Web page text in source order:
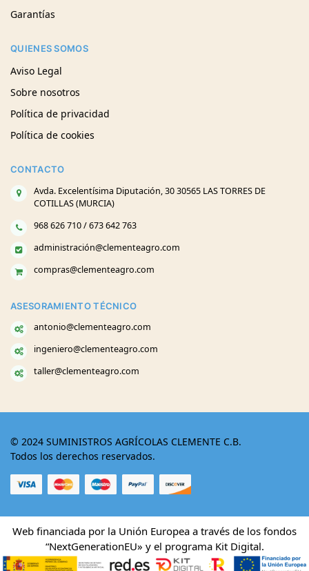
Garantías
QUIENES SOMOS
Aviso Legal
Sobre nosotros
Política de privacidad
Política de cookies
CONTACTO
Avda. Excelentísima Diputación, 30 30565 LAS TORRES DE
COTILLAS (MURCIA)
968 626 710 / 673 642 763
administración@clementeagro.com
compras@clementeagro.com
ASESORAMIENTO TÉCNICO
antonio@clementeagro.com
ingeniero@clementeagro.com
taller@clementeagro.com
© 2024 SUMINISTROS AGRÍCOLAS CLEMENTE C.B.
Todos los derechos reservados.
Web financiada por la Unión Europea a través de los fondos
“NextGenerationEU» y el programa Kit Digital.